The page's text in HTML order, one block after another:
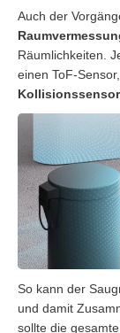
Auch der
Räumlichkeiten.
einen ToF-
Kollisionssensor
So kann der
und damit
sollte die